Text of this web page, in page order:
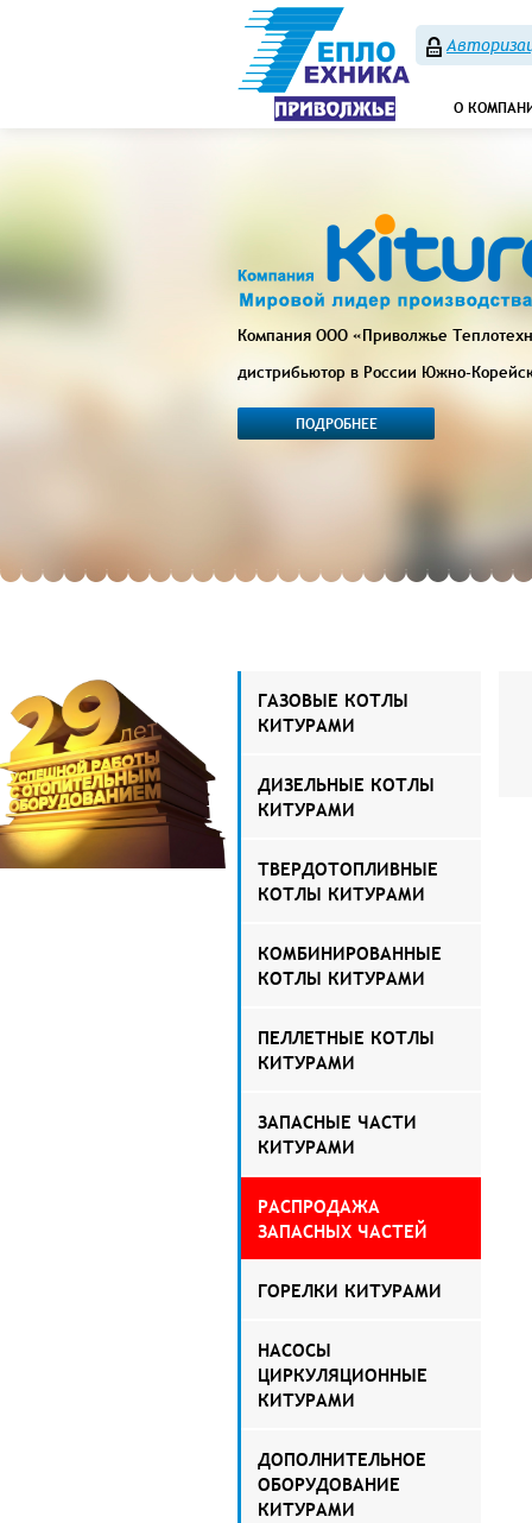
О
Компания ООО «Приволжье
дистрибьютор в России Южно-
ПОДРОБНЕЕ
ГАЗОВЫЕ КОТЛЫ
КИТУРАМИ
ДИЗЕЛЬНЫЕ КОТЛЫ
КИТУРАМИ
ТВЕРДОТОПЛИВНЫЕ
КОТЛЫ КИТУРАМИ
КОМБИНИРОВАННЫЕ
КОТЛЫ КИТУРАМИ
ПЕЛЛЕТНЫЕ КОТЛЫ
КИТУРАМИ
ЗАПАСНЫЕ ЧАСТИ
КИТУРАМИ
РАСПРОДАЖА
ЗАПАСНЫХ ЧАСТЕЙ
ГОРЕЛКИ КИТУРАМИ
НАСОСЫ
ЦИРКУЛЯЦИОННЫЕ
КИТУРАМИ
ДОПОЛНИТЕЛЬНОЕ
ОБОРУДОВАНИЕ
КИТУРАМИ